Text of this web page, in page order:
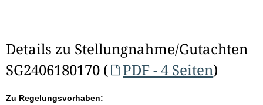
Details zu Stellungnahme/Gutachten
SG2406180170 (
PDF - 4 Seiten)
Zu Regelungsvorhaben: